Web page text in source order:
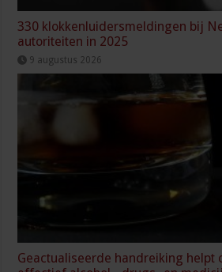
330 klokkenluidersmeldingen bij
autoriteiten in 2025
9 augustus 2026
Geactualiseerde handreiking helpt